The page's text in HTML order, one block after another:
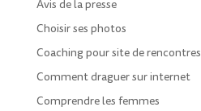
Avis de la presse
Choisir ses photos
Coaching pour site de rencontres
Comment draguer sur internet
Comprendre les femmes